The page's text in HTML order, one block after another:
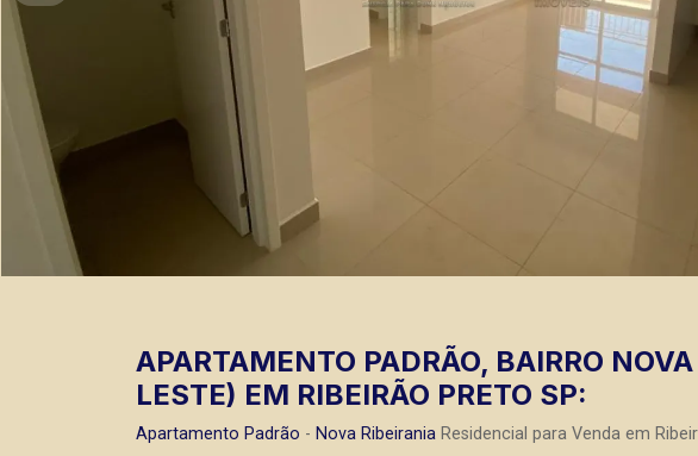
APARTAMENTO PADRÃO, BAIRRO
LESTE) EM RIBEIRÃO PRETO SP:
Apartamento Padrão - Nova Ribeirania Residencial para Venda em